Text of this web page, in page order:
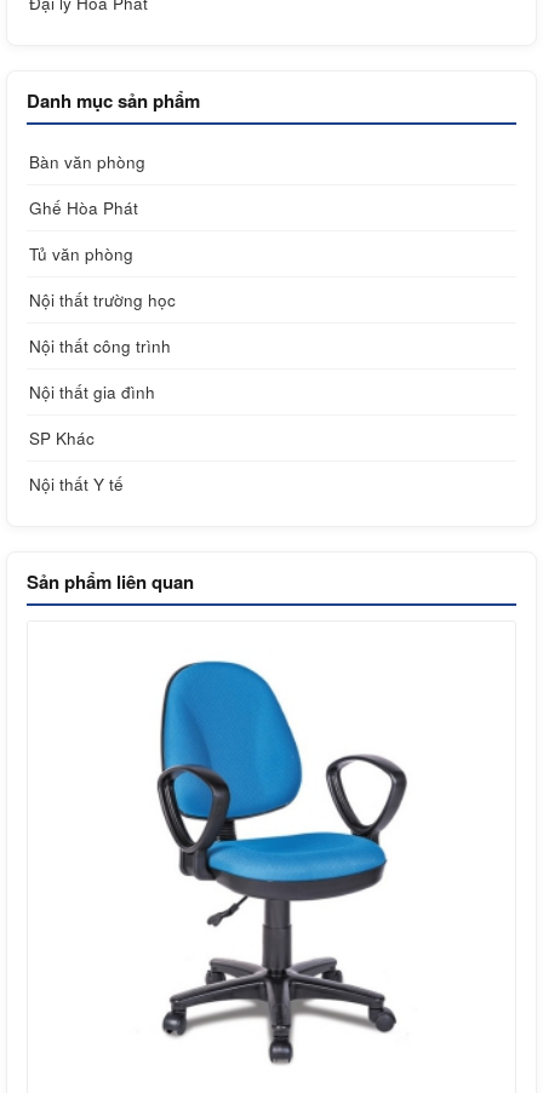
Danh mục sản phẩm
Bàn văn phòng
Ghế Hòa Phát
Tủ văn phòng
Nội thất trường học
Nội thất công trình
Nội thất gia đình
SP Khác
Nội thất Y tế
Sản phẩm liên quan